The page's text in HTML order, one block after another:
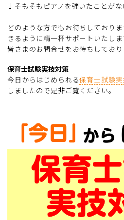
♩そもそもピアノを弾いたことが
どのような方でもお待ちしており
きるように精一杯サポートいたしま
皆さまのお問合せをお待ちしており
保育士試験実技対策
今日からはじめられる保育士試験
しましたので是非ご覧ください。